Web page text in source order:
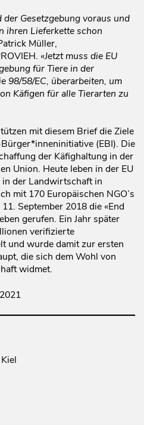
der Gesetzgebung voraus und
ihren Lieferkette schon
Müller,
«Jetzt muss die EU
für Tiere in der
98/58/EC, überarbeiten, um
Käfigen für alle Tierarten zu
mit diesem Brief die Ziele
(EBI). Die
der Käfighaltung in der
Union. Heute leben in der EU
der Landwirtschaft in
mit 170 Europäischen NGO’s
September 2018 die «End
gerufen. Ein Jahr später
verifizierte
und wurde damit zur ersten
die sich dem Wohl von
widmet.